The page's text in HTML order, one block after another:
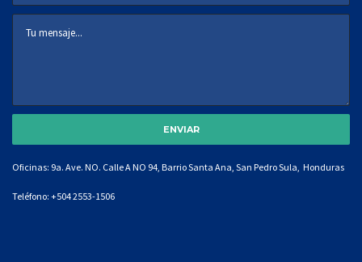
Oficinas: 9a. Ave. NO. Calle A NO 94, Barrio Santa Ana, San Pedro Sula, Honduras
Teléfono: +504 2553-1506